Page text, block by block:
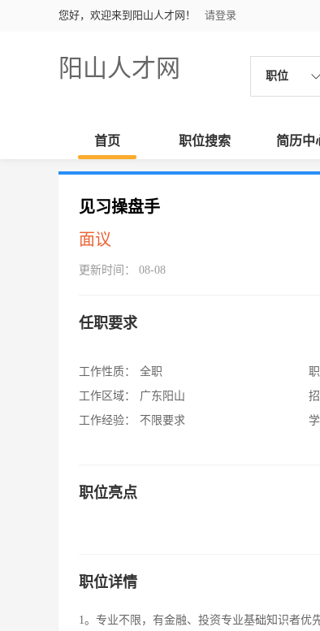
您好，欢迎来到阳山人才网！ 请登录
阳山人才网 职位
首页 职位搜索 简历中
见习操盘手
面议
更新时间： 08-08
任职要求
工作性质：
全职
工作区域：
广东阳山
工作经验：
不限要求
职位亮点
职位详情
1。专业不限，有金融、投资专业基础知识者优